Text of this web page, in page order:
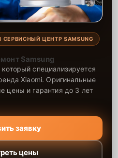
ЦЕНТР SAMSUNG
Samsung
специализируется
Xiaomi. Оригинальные
цены и гарантия до 3 лет
заявку
цены